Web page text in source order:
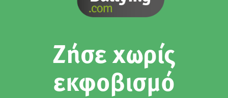
Ζήσε χωρίς
εκφοβισμό